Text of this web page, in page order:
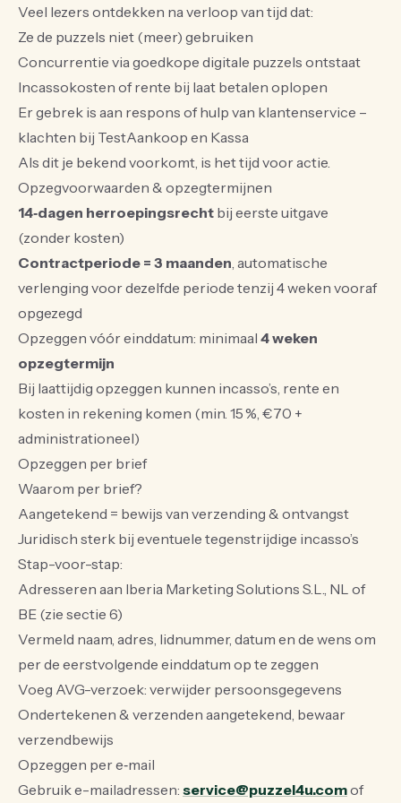
Veel lezers ontdekken na verloop van tijd dat:
Ze de puzzels niet (meer) gebruiken
Concurrentie via goedkope digitale puzzels ontstaat
Incassokosten of rente bij laat betalen oplopen
Er gebrek is aan respons of hulp van klantenservice –
klachten bij TestAankoop en Kassa
Als dit je bekend voorkomt, is het tijd voor actie.
Opzegvoorwaarden & opzegtermijnen
14‑dagen herroepingsrecht bij eerste uitgave
(zonder kosten)
Contractperiode = 3 maanden, automatische
verlenging voor dezelfde periode tenzij 4 weken vooraf
opgezegd
Opzeggen vóór einddatum: minimaal 4 weken
opzegtermijn
Bij laattijdig opzeggen kunnen incasso’s, rente en
kosten in rekening komen (min. 15 %, €70 +
administrationeel)
Opzeggen per brief
Waarom per brief?
Aangetekend = bewijs van verzending & ontvangst
Juridisch sterk bij eventuele tegenstrijdige incasso’s
Stap-voor-stap:
Adresseren aan Iberia Marketing Solutions S.L., NL of
BE (zie sectie 6)
Vermeld naam, adres, lidnummer, datum en de wens om
per de eerstvolgende einddatum op te zeggen
Voeg AVG-verzoek: verwijder persoonsgegevens
Ondertekenen & verzenden aangetekend, bewaar
verzendbewijs
Opzeggen per e‑mail
Gebruik e-mailadressen: service@puzzel4u.comof